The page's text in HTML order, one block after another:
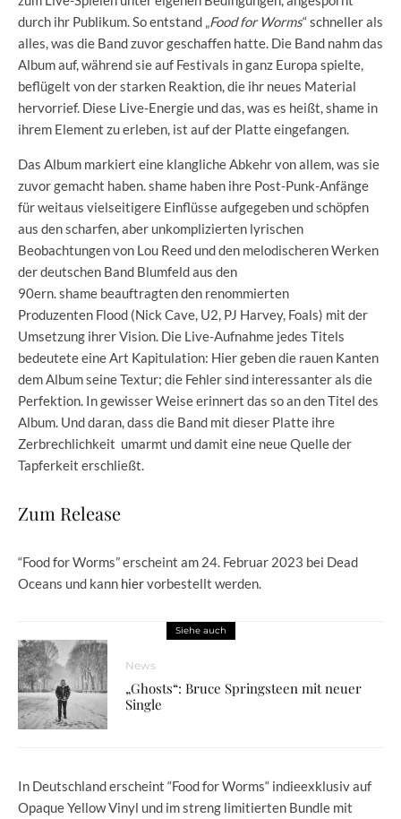
durch ihr Publikum. So entstand „ Food for Worms“ schneller als
alles, was die Band zuvor geschaffen hatte. Die Band nahm das
Album auf, während sie auf Festivals in ganz Europa spielte,
beflügelt von der starken Reaktion, die ihr neues Material
hervorrief. Diese Live-Energie und das, was es heißt, shame in
ihrem Element zu erleben, ist auf der Platte eingefangen.
Das Album markiert eine klangliche Abkehr von allem, was sie
zuvor gemacht haben. shame haben ihre Post-Punk-Anfänge
für weitaus vielseitigere Einflüsse aufgegeben und schöpfen
aus den scharfen, aber unkomplizierten lyrischen
Beobachtungen von Lou Reed und den melodischeren Werken
der deutschen Band Blumfeld aus den
90ern. shame beauftragten den renommierten
Produzenten Flood (Nick Cave, U2, PJ Harvey, Foals) mit der
Umsetzung ihrer Vision. Die Live-Aufnahme jedes Titels
bedeutete eine Art Kapitulation: Hier geben die rauen Kanten
dem Album seine Textur; die Fehler sind interessanter als die
Perfektion. In gewisser Weise erinnert das so an den Titel des
Album. Und daran, dass die Band mit dieser Platte ihre
Zerbrechlichkeit umarmt und damit eine neue Quelle der
Tapferkeit erschließt.
Zum Release
“Food for Worms” erscheint am 24. Februar 2023 bei Dead
Oceans und kann hiervorbestellt werden.
Siehe auch
News
„Ghosts“: Bruce Springsteen mit neuer
Single
In Deutschland erscheint “Food for Worms“ indieexklusiv auf
Opaque Yellow Vinyl und im streng limitierten Bundle mit